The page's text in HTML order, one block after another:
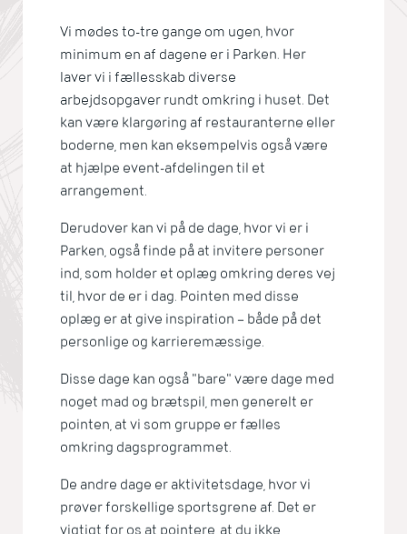
Vi mødes to-tre gange om ugen, hvor
minimum en af dagene er i Parken. Her
laver vi i fællesskab diverse
arbejdsopgaver rundt omkring i huset. Det
kan være klargøring af restauranterne eller
boderne, men kan eksempelvis også være
at hjælpe event-afdelingen til et
arrangement.
Derudover kan vi på de dage, hvor vi er i
Parken, også finde på at invitere personer
ind, som holder et oplæg omkring deres vej
til, hvor de er i dag. Pointen med disse
oplæg er at give inspiration – både på det
personlige og karrieremæssige.
Disse dage kan også "bare" være dage med
noget mad og brætspil, men generelt er
pointen, at vi som gruppe er fælles
omkring dagsprogrammet.
De andre dage er aktivitetsdage, hvor vi
prøver forskellige sportsgrene af. Det er